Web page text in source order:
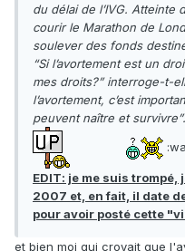
du délai de l’IVG. Atteinte
courir le Marathon de
soulever des fonds
“Si l’avortement est un
mes droits?” interroge-t-
l’avortement, c’est
peuvent naître et survivre”.
EDIT: je me suis
2007 et, en fait, il date
pour avoir posté cette
et bien moi qui croyait que